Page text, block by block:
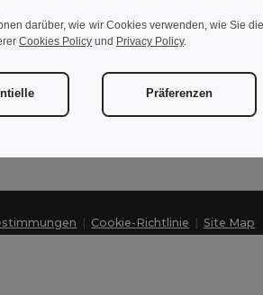
Sales
Hotline
0800 018 027
Cookie-Richtlinie |Site Map
darüber, wie wir Cookies verwenden, wie Sie
Cookies Policy und Privacy Policy.
Präferenzen